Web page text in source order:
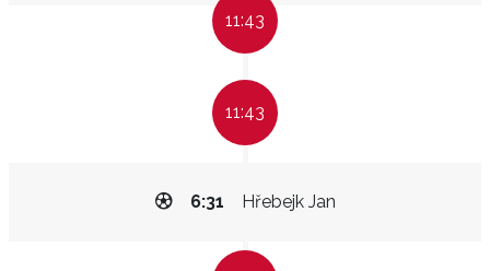
11:43
11:43
Hřebejk Jan
6:31